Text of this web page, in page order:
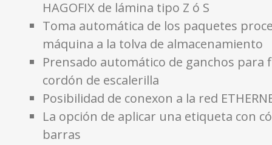
HAGOFIX de lámina tipo Z ó S
Toma automática de los paquetes
máquina a la tolva de almacenamiento
Prensado automático de ganchos para
cordón de escalerilla
Posibilidad de conexon a la red
La opción de aplicar una etiqueta con
barras